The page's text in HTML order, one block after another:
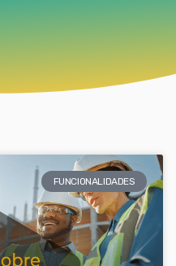
FUNCIONALIDADES